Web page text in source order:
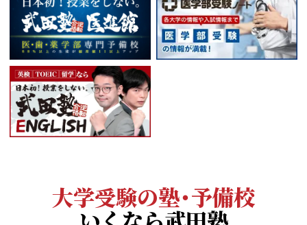
大学受験の塾・予備校